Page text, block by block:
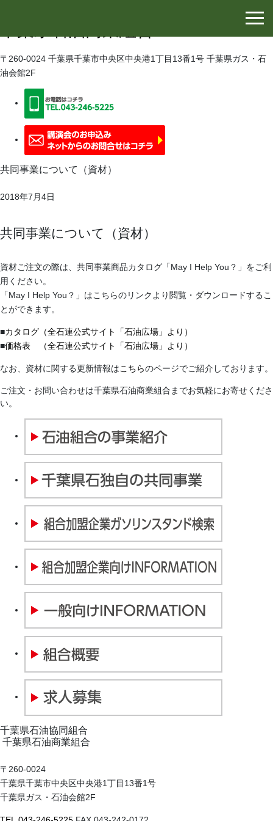
〒260-0024 千葉県千葉市中央区中央港1丁目13番1号 千葉県ガス・石
油会館2F
共同事業について（資材）
2018年7月4日
共同事業について（資材）
資材ご注文の際は、共同事業商品カタログ「May I Help You？」をご利
用ください。
「May I Help You？」はこちらのリンクより閲覧・ダウンロードするこ
とができます。
■カタログ（全石連公式サイト「石油広場」より）
■価格表 （全石連公式サイト「石油広場」より）
なお、資材に関する更新情報はこちらのページでご紹介しております。
ご注文・お問い合わせは千葉県石油商業組合までお気軽にお寄せくださ
い。
千葉県石油協同組合
千葉県石油商業組合
〒260-0024
千葉県千葉市中央区中央港1丁目13番1号
千葉県ガス・石油会館2F